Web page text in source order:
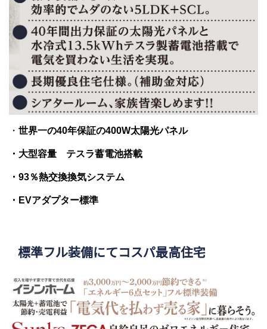
・ 世界一の40年保証の400W太陽光パネル
・大型容量 テスラ蓄電池搭載
・93％熱交換換気システム
・EVアダプター標準
標準フル装備にてコスパ最高住宅